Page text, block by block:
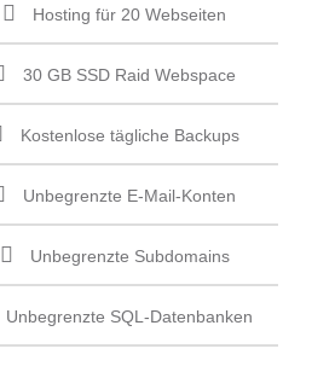
Hosting für 20 Webseiten
30 GB SSD Raid Webspace
Kostenlose tägliche Backups
Unbegrenzte E-Mail-Konten
Unbegrenzte Subdomains
Unbegrenzte SQL-Datenbanken